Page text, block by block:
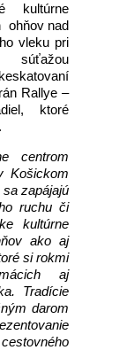
kultúrne
ohňov nad
vleku pri
Rallye –
ktoré
centrom
Košickom
zapájajú
ruchu či
kultúrne
ako aj
si rokmi
aj
Tradície
darom